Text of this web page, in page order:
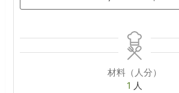
材料（人分）
1 人